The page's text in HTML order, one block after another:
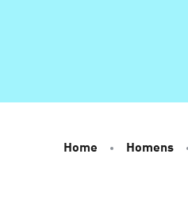
Home Homens